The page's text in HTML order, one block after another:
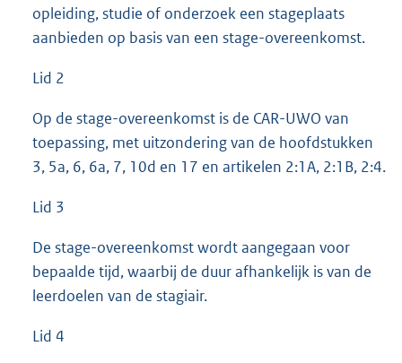
opleiding, studie of onderzoek een stageplaats
aanbieden op basis van een stage-overeenkomst.
Lid 2
Op de stage-overeenkomst is de CAR-UWO van
toepassing, met uitzondering van de hoofdstukken
3, 5a, 6, 6a, 7, 10d en 17 en artikelen 2:1A, 2:1B, 2:4.
Lid 3
De stage-overeenkomst wordt aangegaan voor
bepaalde tijd, waarbij de duur afhankelijk is van de
leerdoelen van de stagiair.
Lid 4